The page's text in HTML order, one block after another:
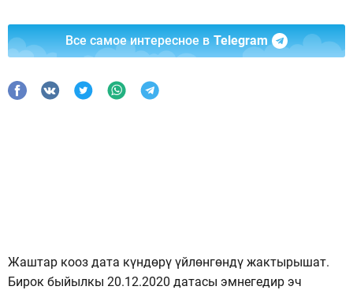
Все самое интересное в Telegram
Жаштар кооз дата күндөрү үйлөнгөндү жактырышат.
Бирок быйылкы 20.12.2020 датасы эмнегедир эч